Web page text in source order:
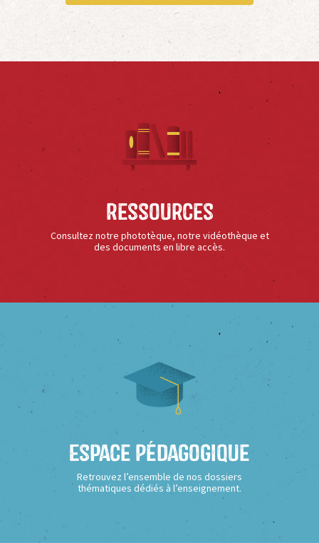
Ressources
Consultez notre phototèque, notre vidéothèque et
des documents en libre accès.
Espace Pédagogique
Retrouvez l’ensemble de nos dossiers
thématiques dédiés à l’enseignement.